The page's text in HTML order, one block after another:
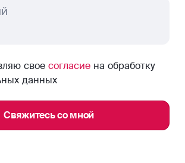
свое согласие на обработку
данных
Свяжитесь со мной